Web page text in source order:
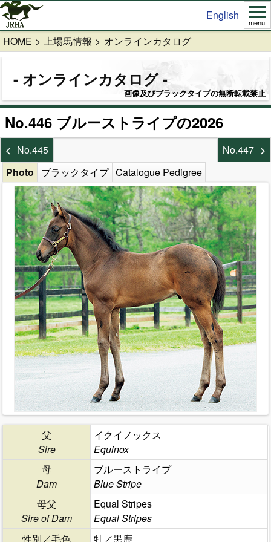
English
menu
HOME 上場馬情報 オンラインカタログ
オンラインカタログ
画像及びブラックタイプの無断転載禁止
No.446 ブルーストライプの2026
No.445
No.447
Photo
ブラックタイプ Catalogue Pedigree
父
Sire
イクイノックス
Equinox
母
Dam
ブルーストライプ
Blue Stripe
母父
Sire of Dam
Equal Stripes
Equal Stripes
性別／毛色
牡／黒鹿